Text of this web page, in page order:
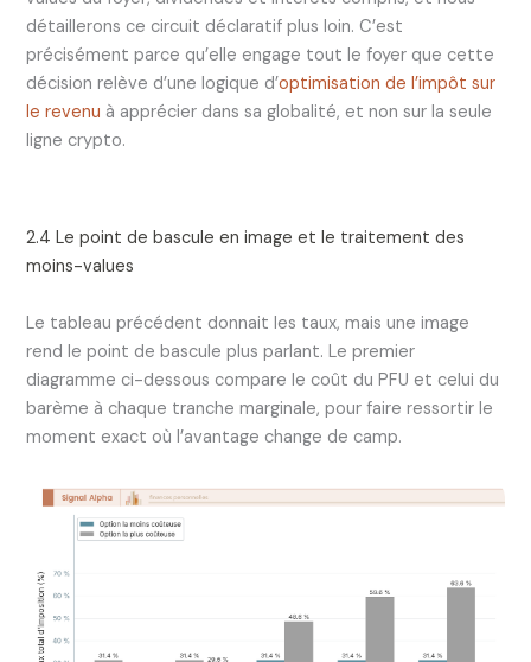
détaillerons ce circuit déclaratif plus loin. C’est
précisément parce qu’elle engage tout le foyer que cette
décision relève d’une logique d’optimisation de l’impôt sur
le revenu à apprécier dans sa globalité, et non sur la seule
ligne crypto.
2.4 Le point de bascule en image et le traitement des
moins-values
Le tableau précédent donnait les taux, mais une image
rend le point de bascule plus parlant. Le premier
diagramme ci-dessous compare le coût du PFU et celui du
barème à chaque tranche marginale, pour faire ressortir le
moment exact où l’avantage change de camp.